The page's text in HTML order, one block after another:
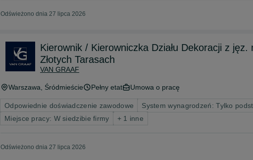
Odświeżono dnia 27 lipca 2026
Kierownik / Kierowniczka Działu Dekoracji z
Złotych Tarasach
VAN GRAAF
Warszawa , Śródmieście Pełny etat Umowa o pracę
Odpowiednie doświadczenie zawodowe System wynagrodzeń: Tylko
Miejsce pracy: W siedzibie firmy
+ 1 inne
Odświeżono dnia 27 lipca 2026